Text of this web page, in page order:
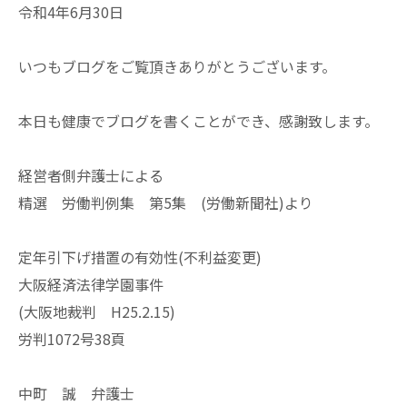
令和4年6月30日
いつもブログをご覧頂きありがとうございます。
本日も健康でブログを書くことができ、感謝致します。
経営者側弁護士による
精選 労働判例集 第5集 (労働新聞社)より
定年引下げ措置の有効性(不利益変更)
大阪経済法律学園事件
(大阪地裁判 H25.2.15)
労判1072号38頁
中町 誠 弁護士